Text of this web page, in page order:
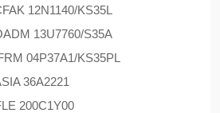
12N1140/KS35L
13U7760/S35A
04P37A1/KS35PL
36A2221
200C1Y00